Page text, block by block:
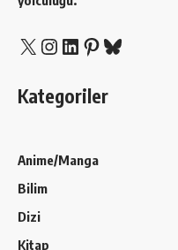
X Instagram
LinkedIn
Pinterest
Bluesky
Kategoriler
Anime/Manga
Bilim
Dizi
Kitap